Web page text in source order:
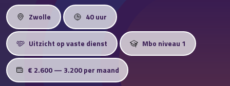
Over ons
Vestigingen
Contact
Zwolle 40 uur
Uitzicht op vaste dienst Mbo niveau 1
€ 2.600 — 3.200 per maand